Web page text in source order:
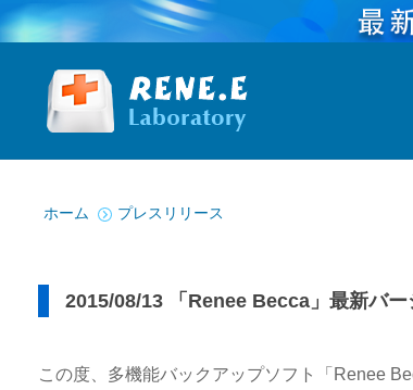
ホーム プレスリリース
2015/08/13 「Renee Becca」最新バ
この度、多機能バックアップソフト「Renee